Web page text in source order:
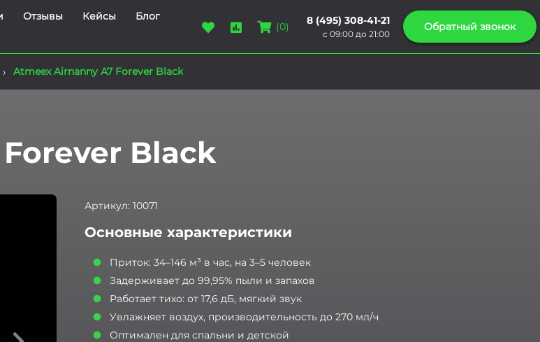
Отзывы Кейсы
Блог
(0)
8 (495) 308-41-21
с 09:00 до 21:00
Обратный звонок
› Atmeex Airnanny A7 Forever Black
Black
Артикул: 10071
Основные характеристики
Приток: 34–146 м³ в час, на 3–5 человек
Задерживает до 99,95% пыли и запахов
Работает тихо: от 17,6 дБ, мягкий звук
Увлажняет воздух, производительность до 270 мл/ч
Оптимален для спальни и детской